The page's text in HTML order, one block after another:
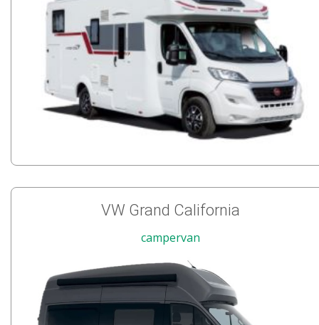
VW Grand California
campervan